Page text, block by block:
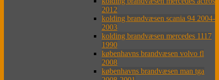
2012
kolding brandvæsen scania 94 2004-
2003
kolding brandvæsen mercedes 1117
1990
københavns brandvæsen volvo fl
2008
københavns brandvæsen man tga